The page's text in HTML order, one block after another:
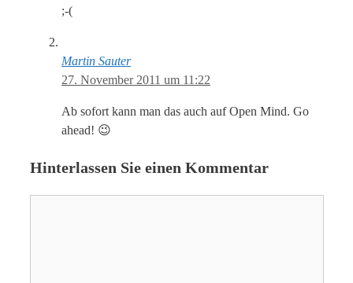
;-(
Martin Sauter
27. November 2011 um 11:22
Ab sofort kann man das auch auf Open Mind. Go
ahead! 😉
Hinterlassen Sie einen Kommentar